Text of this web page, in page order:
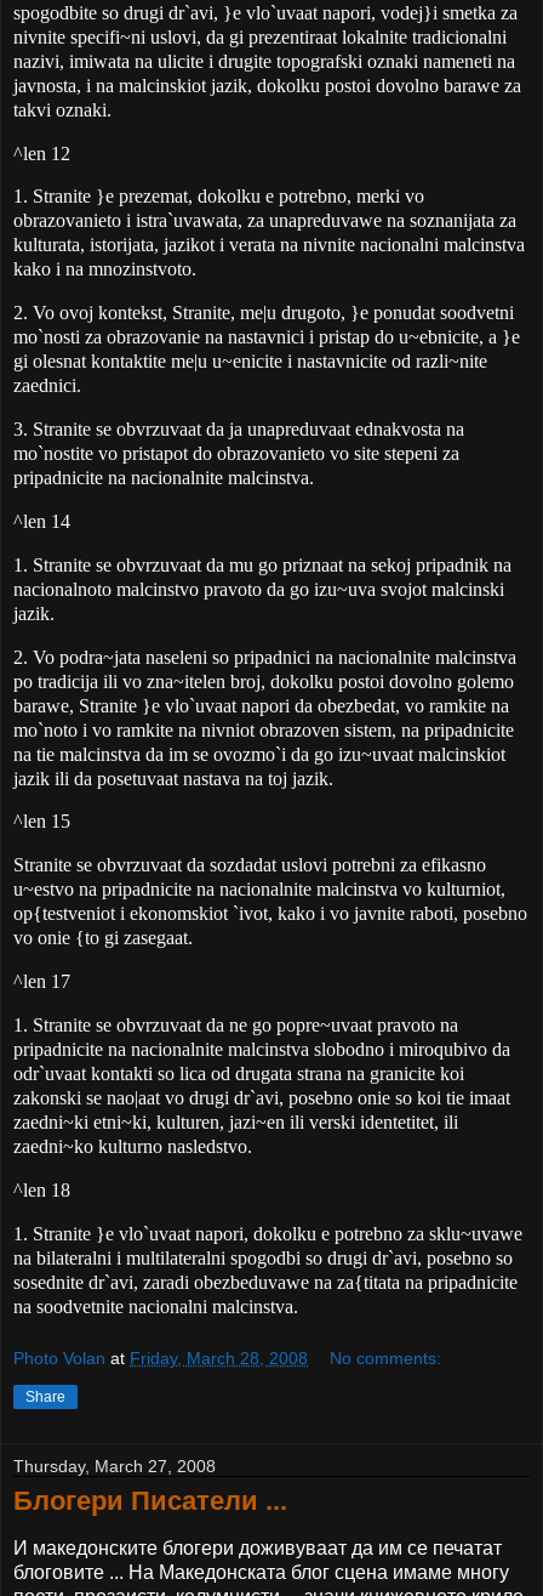
spogodbite so drugi dr`avi, }e vlo`uvaat napori, vodej}i smetka za
nivnite specifi~ni uslovi, da gi prezentiraat lokalnite tradicionalni
nazivi, imiwata na ulicite i drugite topografski oznaki nameneti na
javnosta, i na malcinskiot jazik, dokolku postoi dovolno barawe za
takvi oznaki.
^len 12
1. Stranite }e prezemat, dokolku e potrebno, merki vo
obrazovanieto i istra`uvawata, za unapreduvawe na soznanijata za
kulturata, istorijata, jazikot i verata na nivnite nacionalni malcinstva
kako i na mnozinstvoto.
2. Vo ovoj kontekst, Stranite, me|u drugoto, }e ponudat soodvetni
mo`nosti za obrazovanie na nastavnici i pristap do u~ebnicite, a }e
gi olesnat kontaktite me|u u~enicite i nastavnicite od razli~nite
zaednici.
3. Stranite se obvrzuvaat da ja unapreduvaat ednakvosta na
mo`nostite vo pristapot do obrazovanieto vo site stepeni za
pripadnicite na nacionalnite malcinstva.
^len 14
1. Stranite se obvrzuvaat da mu go priznaat na sekoj pripadnik na
nacionalnoto malcinstvo pravoto da go izu~uva svojot malcinski
jazik.
2. Vo podra~jata naseleni so pripadnici na nacionalnite malcinstva
po tradicija ili vo zna~itelen broj, dokolku postoi dovolno golemo
barawe, Stranite }e vlo`uvaat napori da obezbedat, vo ramkite na
mo`noto i vo ramkite na nivniot obrazoven sistem, na pripadnicite
na tie malcinstva da im se ovozmo`i da go izu~uvaat malcinskiot
jazik ili da posetuvaat nastava na toj jazik.
^len 15
Stranite se obvrzuvaat da sozdadat uslovi potrebni za efikasno
u~estvo na pripadnicite na nacionalnite malcinstva vo kulturniot,
op{testveniot i ekonomskiot `ivot, kako i vo javnite raboti, posebno
vo onie {to gi zasegaat.
^len 17
1. Stranite se obvrzuvaat da ne go popre~uvaat pravoto na
pripadnicite na nacionalnite malcinstva slobodno i miroqubivo da
odr`uvaat kontakti so lica od drugata strana na granicite koi
zakonski se nao|aat vo drugi dr`avi, posebno onie so koi tie imaat
zaedni~ki etni~ki, kulturen, jazi~en ili verski identetitet, ili
zaedni~ko kulturno nasledstvo.
^len 18
1. Stranite }e vlo`uvaat napori, dokolku e potrebno za sklu~uvawe
na bilateralni i multilateralni spogodbi so drugi dr`avi, posebno so
sosednite dr`avi, zaradi obezbeduvawe na za{titata na pripadnicite
na soodvetnite nacionalni malcinstva.
Photo Volan at Friday, March 28, 2008 No comments:
Share
Thursday, March 27, 2008
Блогери Писатели ...
И македонските блогери доживуваат да им се печатат
блоговите ... На Македонската блог сцена имаме многу